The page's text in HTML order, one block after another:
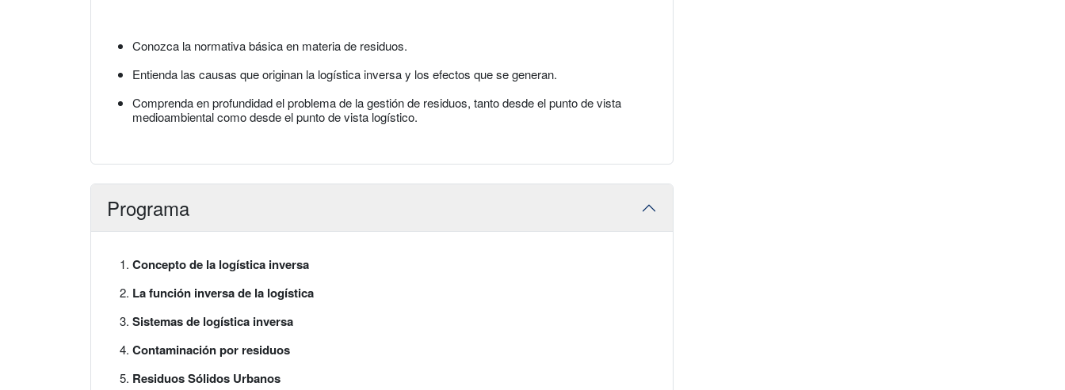
Conozca la normativa básica en materia de residuos.
Entienda las causas que originan la logística inversa y los efectos que se generan.
Comprenda en profundidad el problema de la gestión de residuos, tanto desde el punto de vista
medioambiental como desde el punto de vista logístico.
Programa
Concepto de la logística inversa
La función inversa de la logística
Sistemas de logística inversa
Contaminación por residuos
Residuos Sólidos Urbanos